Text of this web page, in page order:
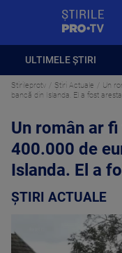
ULTIMELE ȘTIRI
Stirileprotv Știri Actuale
Un
bancă din Islanda. El a fost
Un român ar
400.000 de
Islanda. El a
ȘTIRI ACTUALE